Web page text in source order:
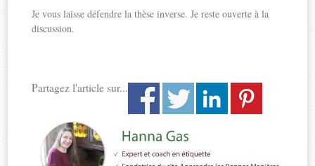
Je vous laisse défendre la thèse inverse. Je reste ouverte à la
discussion.
Partagez l'article sur...